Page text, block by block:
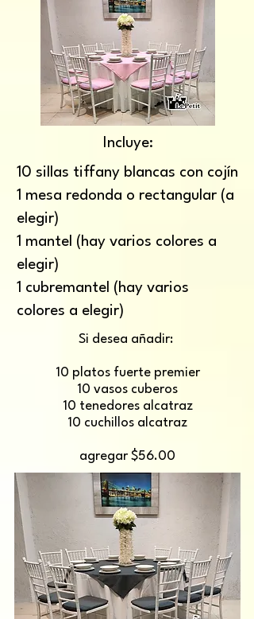
Incluye:
10 sillas tiffany blancas con cojín
1 mesa redonda o rectangular (a
elegir)
1 mantel (hay varios colores a
elegir)
1 cubremantel (hay varios
colores a elegir)​
Si desea añadir:
10 platos fuerte premier
10 vasos cuberos
10 tenedores alcatraz
10 cuchillos alcatraz
agregar $56.00